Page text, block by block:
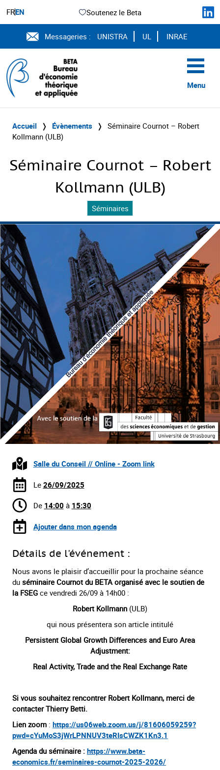
FREN Soutenez le Beta
Messageries : UNISTRA UL INRAE
Menu
Accueil ❭ Évènements ❭ Séminaire Cournot – Robert
Kollmann (ULB)
Séminaire Cournot – Robert
Kollmann (ULB)
Séminaires
Salle du Conseil // Online - Zoom link
Le 26/09/2025
De 14:00 à 15:30
Ajouter dans mon agenda
Détails de l'événement :
Nous avons le plaisir d’accueillir pour la prochaine séance
du séminaire Cournot du BETA organisé avec le soutien de
la FSEG ce vendredi 26/09 à 14h00 :
Robert Kollmann (ULB)
qui nous présentera son article intitulé
Persistent Global Growth Differences and Euro Area
Adjustment:
Real Activity, Trade and the Real Exchange Rate
Si vous souhaitez rencontrer Robert Kollmann, merci de
contacter Thierry Betti.
Lien zoom : https://us06web.zoom.us/j/81606059259?
pwd=cYuMoS3jWrLPNNUV3teRIsCWZK1Kn3.1
Agenda du séminaire : https://www.beta-
economics.fr/seminaires-cournot-2025-2026/